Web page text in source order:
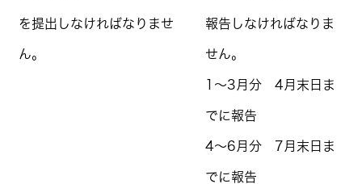
を提出しなければなりませ
ん。
報告しなければなりま
せん。
1～3月分 4月末日ま
でに報告
4～6月分 7月末日ま
でに報告